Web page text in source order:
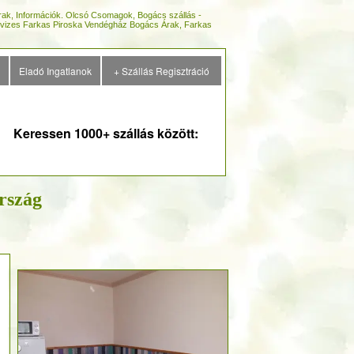
Információk. Olcsó Csomagok, Bogács szállás -
Farkas Piroska Vendégház Bogács Árak, Farkas
Eladó Ingatlanok + Szállás Regisztráció
Keressen 1000+ szállás között: